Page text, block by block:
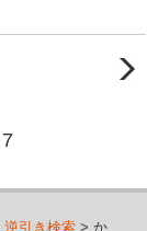
7
逆引き検索> か